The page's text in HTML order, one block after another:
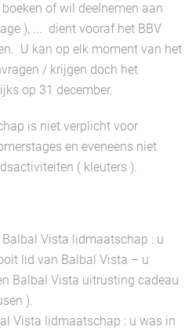
of wil deelnemen aan
), ... dient vooraf het BBV
U kan op elk moment van het
/ krijgen doch het
op 31 december.
is niet verplicht voor
en eveneens niet
( kleuters ).
Vista lidmaatschap : u
lid van Balbal Vista – u
Balbal Vista uitrusting cadeau
).
Vista lidmaatschap : u was in